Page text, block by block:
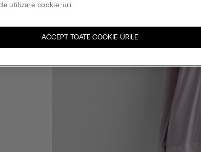
utilizare cookie-uri.
ACCEPT TOATE COOKIE-URILE